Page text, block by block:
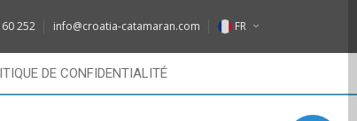
252 info@croatia-catamaran.com FR
DE CONFIDENTIALITÉ